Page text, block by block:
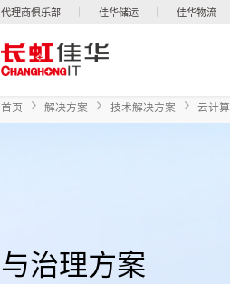
代理商俱乐部 佳华储运 佳华物流
首页 解决方案 技术解决方案 云计算
与治理方案